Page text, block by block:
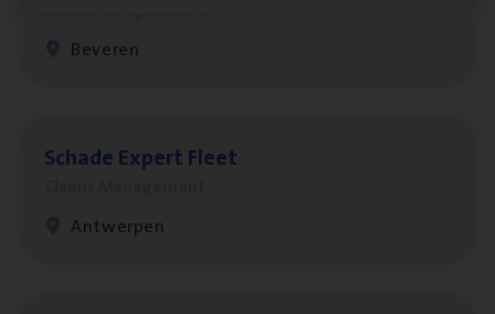
Beveren
Scha­de Expert Fleet
Antwerpen